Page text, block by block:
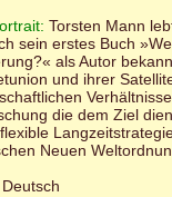
Torsten Mann
sein erstes Buch
als Autor
und ihrer
die dem Ziel
Neuen
Deutsch